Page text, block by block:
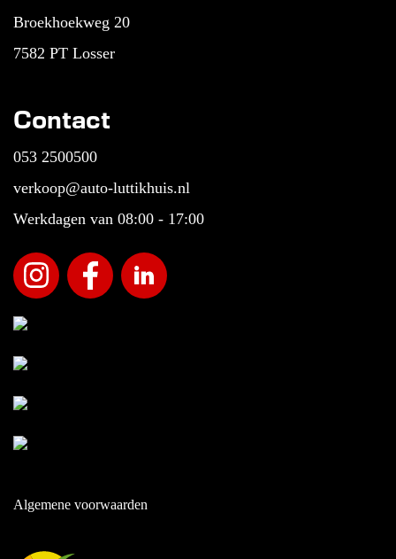
Broekhoekweg 20
7582 PT Losser
Contact
053 2500500
verkoop@auto-luttikhuis.nl
Werkdagen van 08:00 - 17:00
Algemene voorwaarden